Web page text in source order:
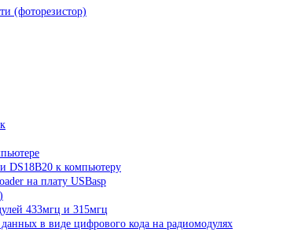
(фоторезистор)
DS18B20 к компьютеру
на плату USBasp
433мгц и 315мгц
в виде цифрового кода на радиомодулях